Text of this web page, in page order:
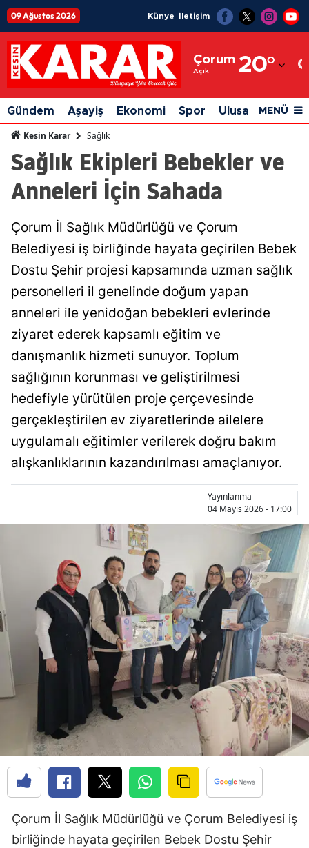
09 Ağustos 2026 Künye İletişim
Çorum
Açık 20°
Adıyaman
Afyonkarahisar
Ağrı
Amasya
Ankara
Aydın
Balıkesir
Bingöl
Bitlis
Burdur
Bursa
Çanakkale
Çankırı
Denizli
Diyarbakır
Edirne
Elazığ
Erzincan
Erzurum
Eskişehir
Gaziantep
Gümüşhane
Gündem Aşayiş Ekonomi Spor Ulusal Siyaset
MENÜ
Kesin Karar Sağlık
Sağlık Ekipleri Bebekler ve
Anneleri İçin Sahada
Çorum İl Sağlık Müdürlüğü ve Çorum
Belediyesi iş birliğinde hayata geçirilen Bebek
Dostu Şehir projesi kapsamında uzman sağlık
personelleri il genelinde doğum yapan
anneleri ile yenidoğan bebekleri evlerinde
ziyaret ederek kapsamlı eğitim ve
danışmanlık hizmeti sunuyor. Toplum
sağlığının korunması ve geliştirilmesi
hedefiyle yürütülen proje çerçevesinde
gerçekleştirilen ev ziyaretlerinde ailelere
uygulamalı eğitimler verilerek doğru bakım
alışkanlıklarının kazandırılması amaçlanıyor.
Yayınlanma
04 Mayıs 2026 - 17:00
Çorum İl Sağlık Müdürlüğü ve Çorum Belediyesi iş
birliğinde hayata geçirilen Bebek Dostu Şehir